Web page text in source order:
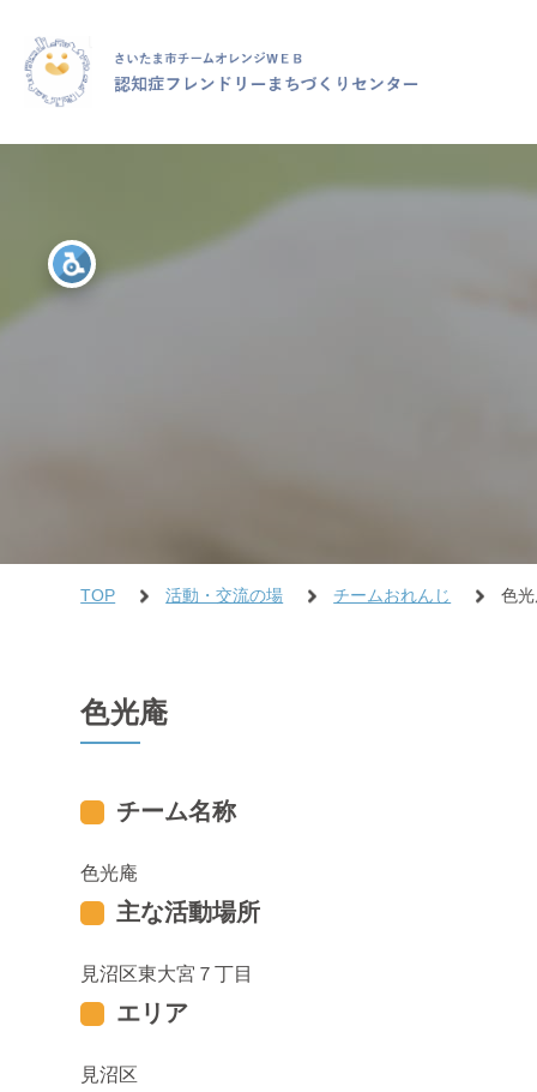
TOP 活動・交流の場 チームおれんじ 色
色光庵
チーム名称
色光庵
主な活動場所
見沼区東大宮７丁目
エリア
見沼区